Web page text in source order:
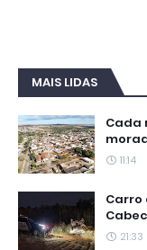
MAIS LIDAS
Cada
11:14
Carro
21:33